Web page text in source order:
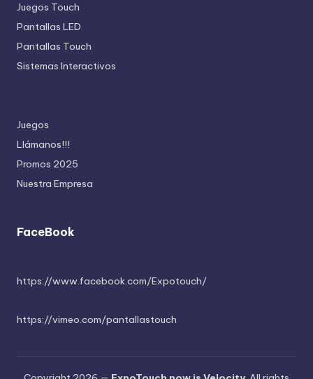
Juegos Touch
Pantallas LED
Pantallas Touch
Sistemas Interactivos
Juegos
Llámanos!!!
Promos 2025
Nuestra Empresa
FaceBook
https://www.facebook.com/Expotouch/
https://vimeo.com/pantallastouch